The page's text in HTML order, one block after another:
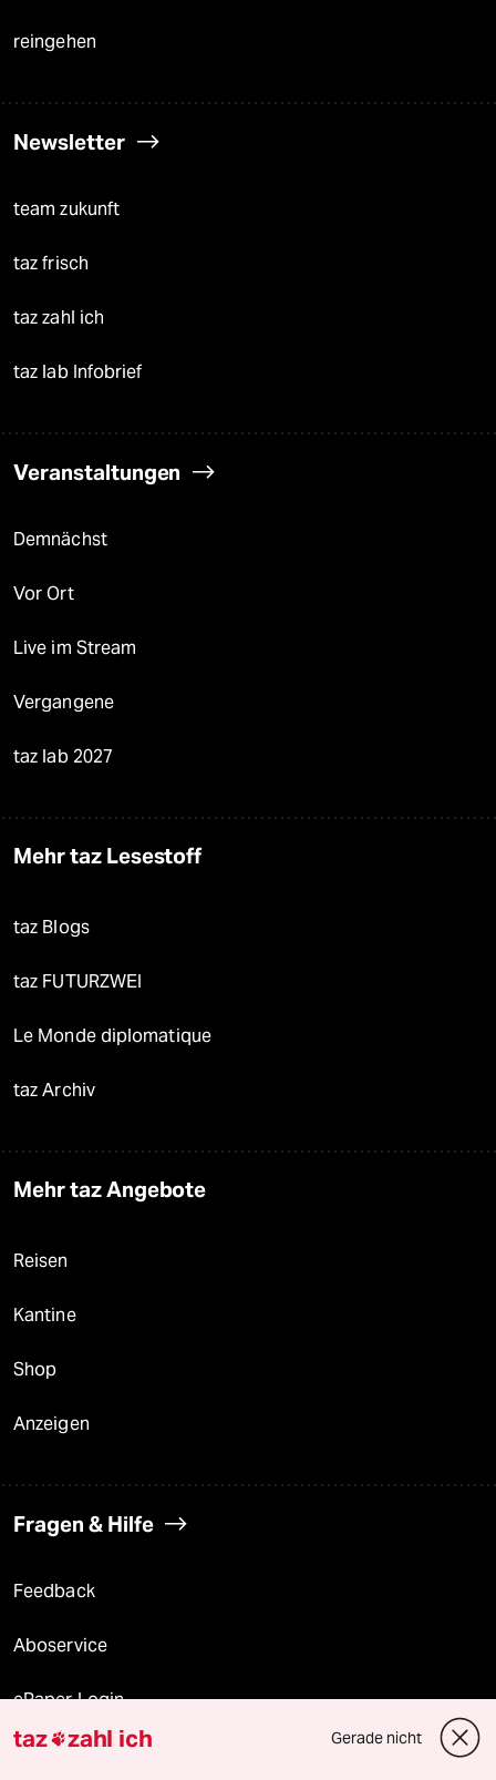
reingehen
Newsletter
team zukunft
taz frisch
taz zahl ich
taz lab Infobrief
Veranstaltungen
Demnächst
Vor Ort
Live im Stream
Vergangene
taz lab 2027
Mehr taz Lesestoff
taz Blogs
taz FUTURZWEI
Le Monde diplomatique
taz Archiv
Mehr taz Angebote
Reisen
Kantine
Shop
Anzeigen
Fragen & Hilfe
Feedback
Aboservice
ePaper Login
Downloads für Abonnierende
taz zahl ich Gerade nicht